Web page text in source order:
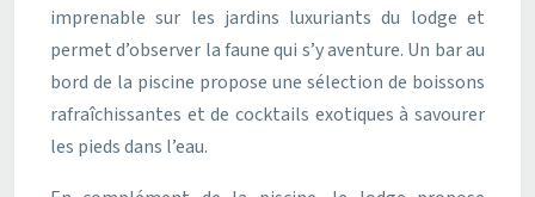
imprenable sur les jardins luxuriants du lodge et
permet d’observer la faune qui s’y aventure. Un bar au
bord de la piscine propose une sélection de boissons
rafraîchissantes et de cocktails exotiques à savourer
les pieds dans l’eau.